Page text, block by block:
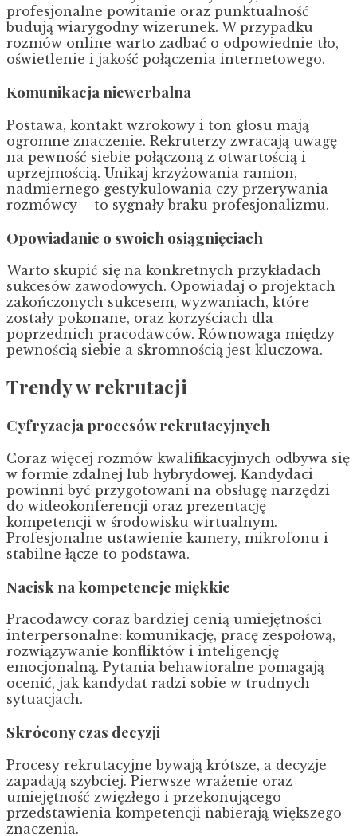
profesjonalne powitanie oraz punktualność
budują wiarygodny wizerunek. W przypadku
rozmów online warto zadbać o odpowiednie tło,
oświetlenie i jakość połączenia internetowego.
Komunikacja niewerbalna
Postawa, kontakt wzrokowy i ton głosu mają
ogromne znaczenie. Rekruterzy zwracają uwagę
na pewność siebie połączoną z otwartością i
uprzejmością. Unikaj krzyżowania ramion,
nadmiernego gestykulowania czy przerywania
rozmówcy – to sygnały braku profesjonalizmu.
Opowiadanie o swoich osiągnięciach
Warto skupić się na konkretnych przykładach
sukcesów zawodowych. Opowiadaj o projektach
zakończonych sukcesem, wyzwaniach, które
zostały pokonane, oraz korzyściach dla
poprzednich pracodawców. Równowaga między
pewnością siebie a skromnością jest kluczowa.
Trendy w rekrutacji
Cyfryzacja procesów rekrutacyjnych
Coraz więcej rozmów kwalifikacyjnych odbywa się
w formie zdalnej lub hybrydowej. Kandydaci
powinni być przygotowani na obsługę narzędzi
do wideokonferencji oraz prezentację
kompetencji w środowisku wirtualnym.
Profesjonalne ustawienie kamery, mikrofonu i
stabilne łącze to podstawa.
Nacisk na kompetencje miękkie
Pracodawcy coraz bardziej cenią umiejętności
interpersonalne: komunikację, pracę zespołową,
rozwiązywanie konfliktów i inteligencję
emocjonalną. Pytania behawioralne pomagają
ocenić, jak kandydat radzi sobie w trudnych
sytuacjach.
Skrócony czas decyzji
Procesy rekrutacyjne bywają krótsze, a decyzje
zapadają szybciej. Pierwsze wrażenie oraz
umiejętność zwięzłego i przekonującego
przedstawienia kompetencji nabierają większego
znaczenia.